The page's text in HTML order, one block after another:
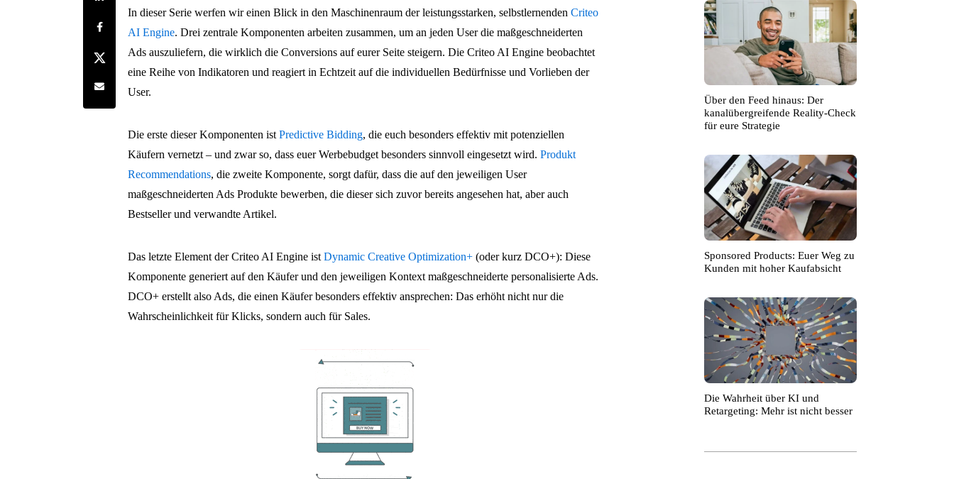
Share on Facebook
Share on Twitter
Share by e-mail
In dieser Serie werfen wir einen Blick in den Maschinenraum der leistungsstarken, selbstlernendenCriteo
AI Engine. Drei zentrale Komponenten arbeiten zusammen, um an jeden User die maßgeschneiderten
Ads auszuliefern, die wirklich die Conversions auf eurer Seite steigern. Die Criteo AI Engine beobachtet
eine Reihe von Indikatoren und reagiert in Echtzeit auf die individuellen Bedürfnisse und Vorlieben der
User.
Die erste dieser Komponenten istPredictive Bidding, die euch besonders effektiv mit potenziellen
Käufern vernetzt – und zwar so, dass euer Werbebudget besonders sinnvoll eingesetzt wird.Produkt
Recommendations, die zweite Komponente, sorgt dafür, dass die auf den jeweiligen User
maßgeschneiderten Ads Produkte bewerben, die dieser sich zuvor bereits angesehen hat, aber auch
Bestseller und verwandte Artikel.
Das letzte Element der Criteo AI Engine istDynamic Creative Optimization+ (oder kurz DCO+): Diese
Komponente generiert auf den Käufer und den jeweiligen Kontext maßgeschneiderte personalisierte Ads.
DCO+ erstellt also Ads, die einen Käufer besonders effektiv ansprechen: Das erhöht nicht nur die
Wahrscheinlichkeit für Klicks, sondern auch für Sales.
Über den Feed hinaus: Der
kanalübergreifende Reality-Check
für eure Strategie
Sponsored Products: Euer Weg zu
Kunden mit hoher Kaufabsicht
Die Wahrheit über KI und
Retargeting: Mehr ist nicht besser